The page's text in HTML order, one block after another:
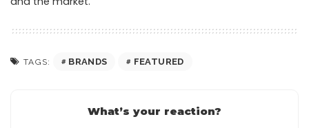
TAGS: BRANDS FEATURED
What’s your reaction?